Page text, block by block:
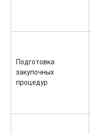
Подготовка
закупочных
процедур